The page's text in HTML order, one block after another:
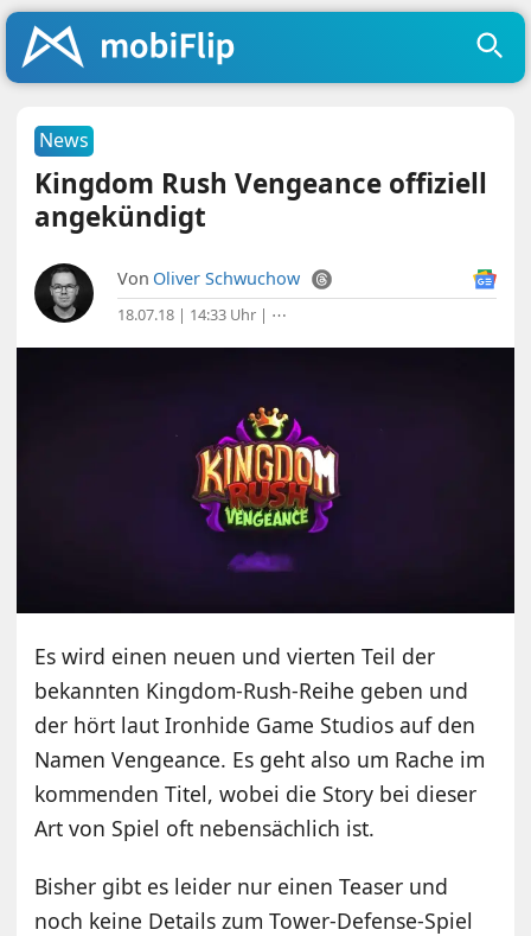
News
Kingdom Rush Vengeance offiziell
angekündigt
Von Oliver Schwuchow
18.07.18 | 14:33 Uhr | ⋯
Es wird einen neuen und vierten Teil der
bekannten Kingdom-Rush-Reihe geben und
der hört laut Ironhide Game Studios auf den
Namen Vengeance. Es geht also um Rache im
kommenden Titel, wobei die Story bei dieser
Art von Spiel oft nebensächlich ist.
Bisher gibt es leider nur einen Teaser und
noch keine Details zum Tower-Defense-Spiel